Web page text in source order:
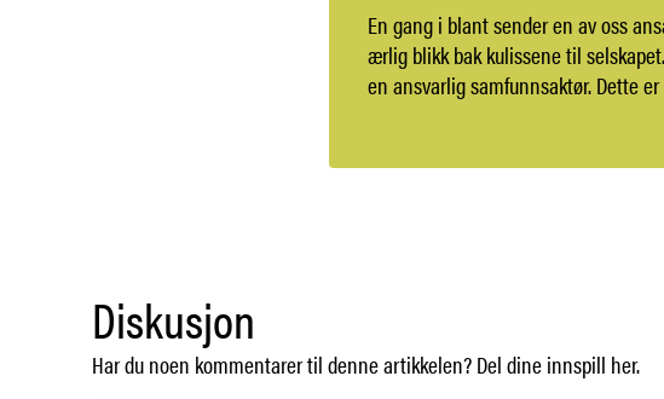
En gang i blant sender en av oss
ærlig blikk bak kulissene til
en ansvarlig samfunnsaktør. Dette
Diskusjon
Har du noen kommentarer til denne artikkelen? Del dine innspill her.